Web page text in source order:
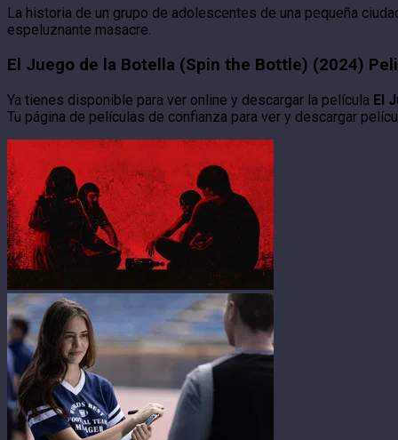
La historia de un grupo de adolescentes de una pequeña
espeluznante masacre.
El Juego de la Botella (Spin the Bottle) (2024)
Ya tienes disponible para ver online y descargar la película El
Tu página de películas de confianza para ver y descargar